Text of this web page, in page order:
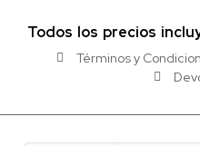
Todos los precios
Términos y